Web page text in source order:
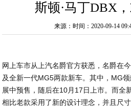
斯顿·马丁DBX
来源：时间：2020-09-14
网上车市从上汽名爵官方获悉，名爵在
及全新一代MG5两款新车。其中，MG
展中预售，随后在10月17日上市。而全
相比老款采用了新的设计理念，并且尺